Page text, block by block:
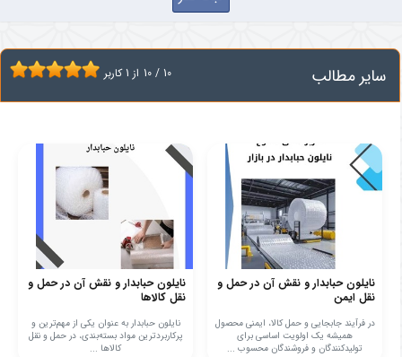
سایر مطالب 10 / 10 از 1 کاربر
نایلون حبابدار و نقش آن در حمل و
نقل ایمن
در فرآیند جابجایی و حمل کالا، ایمنی محصول
همیشه یک اولویت اساسی برای
تولیدکنندگان و فروشندگان محسوب ...
نایلون حبابدار و نقش آن در حمل و
نقل کالاها
نایلون حبابدار به عنوان یکی از مهم‌ترین و
پرکاربردترین مواد بسته‌بندی، در حمل و نقل
کالاها ...